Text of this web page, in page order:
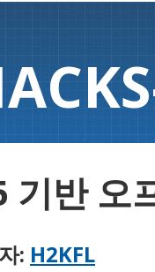
K
기반 오
: H2KFL